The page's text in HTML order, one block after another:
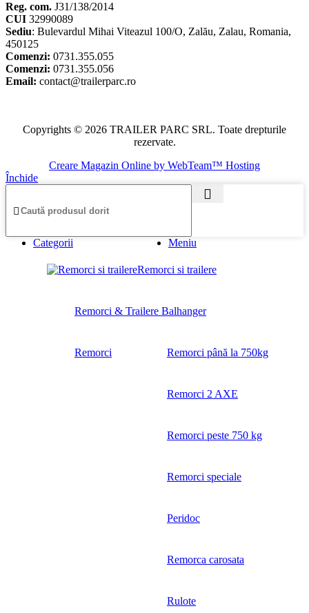
Reg. com. J31/138/2014
CUI 32990089
Sediu: Bulevardul Mihai Viteazul 100/O, Zalău, Zalau, Romania,
450125
Comenzi: 0731.355.055
Comenzi: 0731.355.056
Email: contact@trailerparc.ro
Copyrights © 2026 TRAILER PARC SRL. Toate drepturile
rezervate.
Creare Magazin Online by WebTeam™ Hosting
Închide
Meniu
Categorii
Remorci si trailere
Remorci & Trailere Balhanger
Remorci Remorci până la 750kg
Remorci 2 AXE
Remorci peste 750 kg
Remorci speciale
Peridoc
Remorca carosata
Rulote